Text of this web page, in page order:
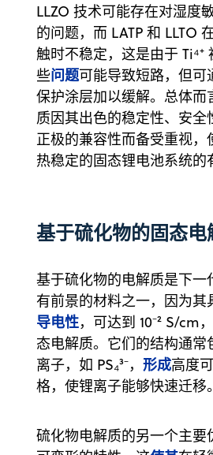
LLZO 技术可能存在对湿度
的问题，而 LATP 和 LLTO
触时不稳定，这是由于 Ti⁴⁺
些问题可能导致短路，但可
保护涂层加以缓解。总体而
质因其出色的稳定性、安全
正极的兼容性而备受重视，
热稳定的固态锂电池系统的
基于硫化物的固态电
基于硫化物的电解质是下一
有前景的材料之一，因为其
导电性，可达到 10⁻² S/cm
态电解质。它们的结构通常
离子，如 PS₄³⁻， 形成高度
格，使锂离子能够快速迁移。
硫化物电解质的另一个主要